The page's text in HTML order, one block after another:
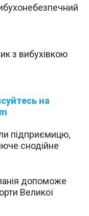
з вибухівкою
снодійне
допоможе
Великої